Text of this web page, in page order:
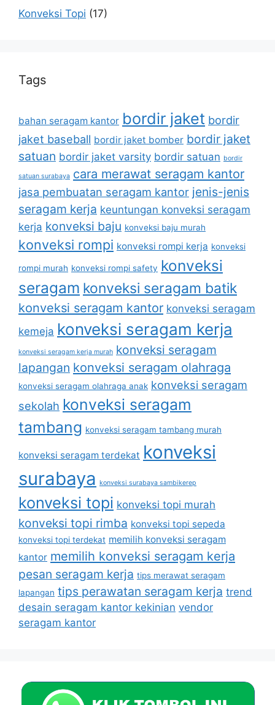
Konveksi Topi (17)
Tags
bahan seragam kantor bordir jaket bordir
jaket baseball bordir jaket bomber bordir jaket
satuan bordir jaket varsity bordir satuan bordir
satuan surabaya cara merawat seragam kantor
jasa pembuatan seragam kantor jenis-jenis
seragam kerja keuntungan konveksi seragam
kerja konveksi baju konveksi baju murah
konveksi rompi konveksi rompi kerja konveksi
rompi murah konveksi rompi safety konveksi
seragam konveksi seragam batik
konveksi seragam kantor konveksi seragam
kemeja konveksi seragam kerja
konveksi seragam kerja murah konveksi seragam
lapangan konveksi seragam olahraga
konveksi seragam olahraga anak konveksi seragam
sekolah konveksi seragam
tambang konveksi seragam tambang murah
konveksi seragam terdekat konveksi
surabaya konveksi surabaya sambikerep
konveksi topi konveksi topi murah
konveksi topi rimba konveksi topi sepeda
konveksi topi terdekat memilih konveksi seragam
kantor memilih konveksi seragam kerja
pesan seragam kerja tips merawat seragam
lapangan tips perawatan seragam kerja trend
desain seragam kantor kekinian vendor
seragam kantor